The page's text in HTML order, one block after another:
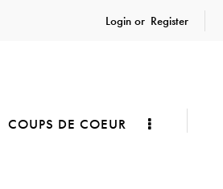
Login or Register
COUPS DE COEUR